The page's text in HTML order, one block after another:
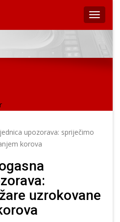
upozorava: spriječimo
korova
uzrokovane